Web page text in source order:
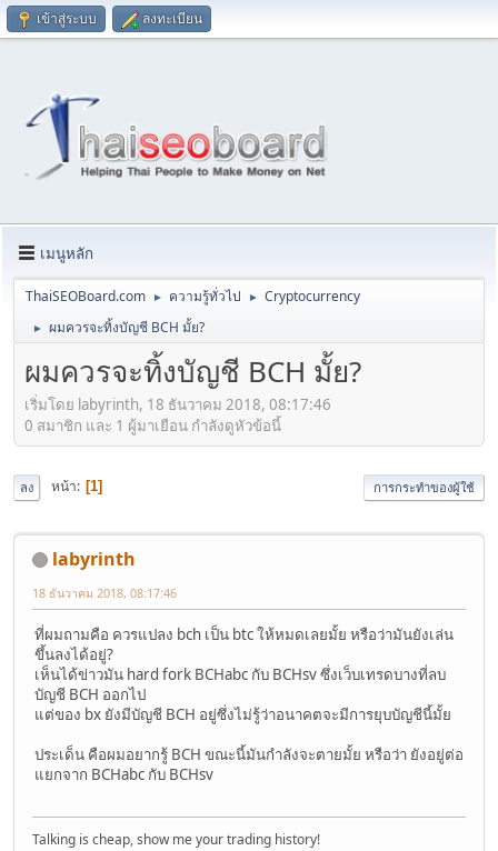
เข้าสู่ระบบ ลงทะเบียน
เมนูหลัก
ThaiSEOBoard.com ► ความรู้ทั่วไป ► Cryptocurrency
► ผมควรจะทิ้งบัญชี BCH มั้ย?
ผมควรจะทิ้งบัญชี BCH มั้ย?
เริ่มโดย labyrinth, 18 ธันวาคม 2018, 08:17:46
0 สมาชิก และ 1 ผู้มาเยือน กำลังดูหัวข้อนี้
ลง หน้า 1 การกระทำของผู้ใช้
labyrinth
18 ธันวาคม 2018, 08:17:46
ที่ผมถามคือ ควรแปลง bch เป็น btc ให้หมดเลยมั้ย หรือว่ามันยังเล่น
ขึ้นลงได้อยู่?
เห็นได้ข่าวมัน hard fork BCHabc กับ BCHsv ซึ่งเว็บเทรดบางที่ลบ
บัญชี BCH ออกไป
แต่ของ bx ยังมีบัญชี BCH อยู่ซึ่งไม่รู้ว่าอนาคตจะมีการยุบบัญชีนี้มั้ย
ประเด็น คือผมอยากรู้ BCH ขณะนี้มันกำลังจะตายมั้ย หรือว่า ยังอยู่ต่อ
แยกจาก BCHabc กับ BCHsv
Talking is cheap, show me your trading history!